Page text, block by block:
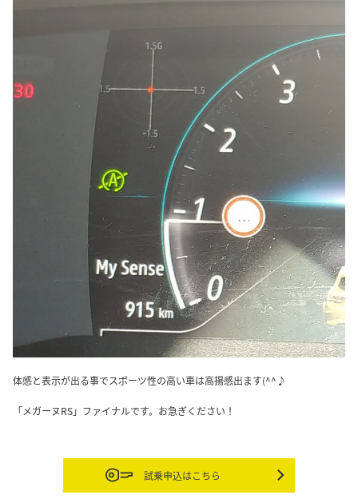
体感と表示が出る事でスポーツ性の高い車は高揚感出ます(^^♪
「メガーヌRS」ファイナルです。お急ぎください！
試乗申込はこちら